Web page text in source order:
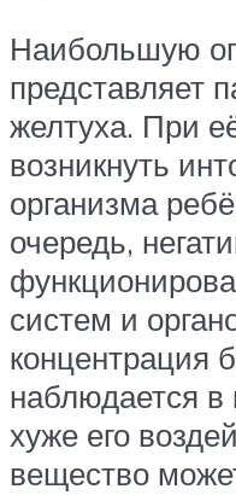
Наибольшую
представляет
желтуха. При
возникнуть
организма
очередь,
систем и
концентрация
наблюдается в
хуже его
вещество